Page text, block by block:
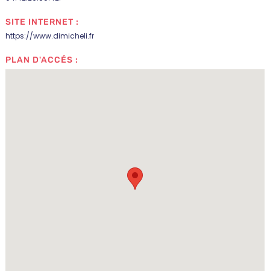
SITE INTERNET :
https://www.dimicheli.fr
PLAN D'ACCÉS :